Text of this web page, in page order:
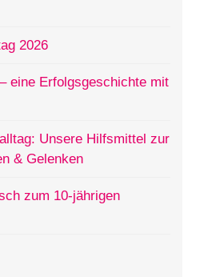
2026
eine Erfolgsgeschichte mit
Unsere Hilfsmittel zur
& Gelenken
zum 10-jährigen